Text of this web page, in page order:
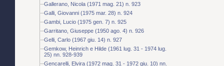
Gallerano, Nicola (1971 mag. 21) n. 923
Galli, Giovanni (1975 mar. 28) n. 924
Gambi, Lucio (1975 gen. 7) n. 925
Garritano, Giuseppe (1950 ago. 4) n. 926
Gelli, Carlo (1967 giu. 14) n. 927
Gemkow, Heinrich e Hilde (1961 lug. 31 - 1974 lug.
25) nn. 928-939
Gencarelli, Elvira (1972 mag. 31 - 1972 giu. 10) nn.